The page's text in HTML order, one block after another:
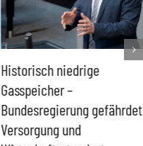
Historisch niedrige
Gasspeicher –
Bundesregierung gefährdet
Versorgung und